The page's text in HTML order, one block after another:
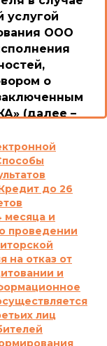
услугой
ООО
о
(далее –
в
кредите,
неустойки,
в случае
договору о
условий
до 26
месяца и
проведении
на отказ от
и
лиц